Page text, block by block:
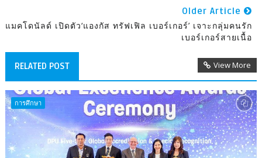
Older Article
แมคโดนัลด์ เปิดตัว‘แองกัส ทรัฟเฟิล เบอร์เกอร์’ เจาะกลุ่มคนรัก
เบอร์เกอร์สายเนื้อ
RELATED POST View More
การศึกษา